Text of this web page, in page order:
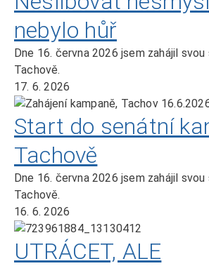
nebylo hůř
Dne 16. června 2026 jsem zahájil
Tachově.
17. 6. 2026
Start do senátní
Tachově
Dne 16. června 2026 jsem zahájil
Tachově.
16. 6. 2026
UTRÁCET, ALE